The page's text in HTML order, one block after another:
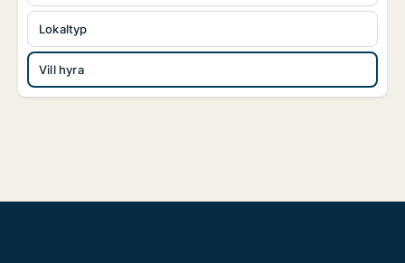
Lokaltyp
Vill hyra